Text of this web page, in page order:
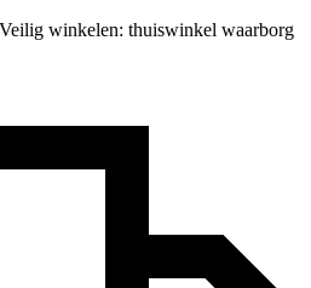
Veilig winkelen: thuiswinkel waarborg